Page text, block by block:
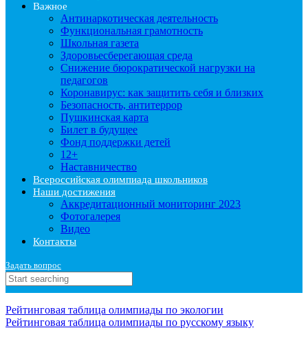
Важное
Антинаркотическая деятельность
Функциональная грамотность
Школьная газета
Здоровьесберегающая среда
Снижение бюрократической нагрузки на
педагогов
Коронавирус: как защитить себя и близких
Безопасность, антитеррор
Пушкинская карта
Билет в будущее
Фонд поддержки детей
12+
Наставничество
Всероссийская олимпиада школьников
Наши достижения
Аккредитационный мониторинг 2023
Фотогалерея
Видео
Контакты
Задать вопрос
Рейтинговая таблица олимпиады по экологии
Рейтинговая таблица олимпиады по русскому языку